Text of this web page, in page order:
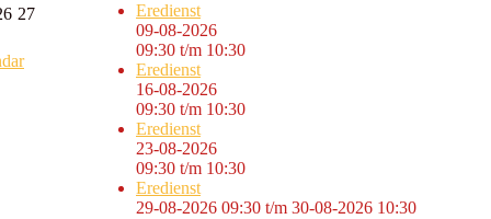
27
Eredienst
09-08-2026
09:30 t/m 10:30
Eredienst
16-08-2026
09:30 t/m 10:30
Eredienst
23-08-2026
09:30 t/m 10:30
Eredienst
29-08-2026 09:30 t/m 30-08-2026 10:30